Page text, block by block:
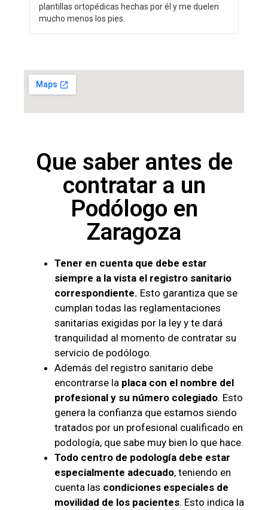
plantillas ortopédicas hechas por él y me duelen
mucho menos los pies.
Que saber antes de
contratar a un
Podólogo en
Zaragoza
Tener en cuenta que debe estar
siempre a la vista el registro sanitario
correspondiente. Esto garantiza que se
cumplan todas las reglamentaciones
sanitarias exigidas por la ley y te dará
tranquilidad al momento de contratar su
servicio de podólogo.
Además del registro sanitario debe
encontrarse la placa con el nombre del
profesional y su número colegiado. Esto
genera la confianza que estamos siendo
tratados por un profesional cualificado en
podología, que sabe muy bien lo que hace.
Todo centro de podología debe estar
especialmente adecuado, teniendo en
cuenta las condiciones especiales de
movilidad de los pacientes. Esto indica la